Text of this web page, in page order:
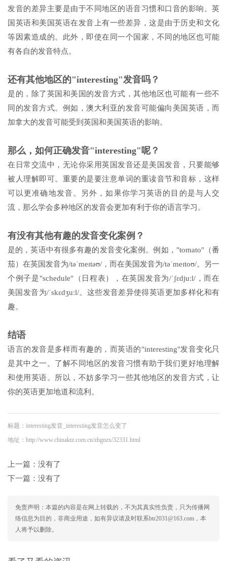
发音的差异主要是由于不同地区的语音习惯和口音的影响。英
国英语和美国英语在发音上有一些差异，这是由于历史和文化
等因素造成的。此外，即使在同一个国家，不同的地区也可能
有各自的发音特点。
还有其他地区的"interesting"发音吗？
是的，除了英国和美国的发音方式，其他地区也可能有一些不
同的发音方式。例如，澳大利亚的发音可能偏向美国英语，而
加拿大的发音可能受到英国和美国英语的影响。
那么，如何正确发音"interesting"呢？
在日常交流中，无论你采用英国发音还是美国发音，只要能够
被人理解即可。重要的是要注意单词的重读音节和音标，这样
可以更准确地发音。另外，如果你学习英语的目的是与人交
流，那么学会多种地区的发音会更加有利于你的语言学习。
有没有其他有趣的发音变化案例？
是的，英语中有很多有趣的发音变化案例。例如，"tomato"（番
茄）在英国发音为/təˈmeɪtəʊ/，而在美国发音为/təˈmeɪtoʊ/。另一
个例子是"schedule"（日程表），在英国发音为/ˈʃɛdjuːl/，而在
美国发音为/ˈskɛdʒuːl/。这些发音差异使得英语更加多样化和有
趣。
结语
语言的发音是多样而有趣的，而英语的"interesting"发音变化只
是其中之一。了解不同地区的发音习惯有助于我们更好地理解
和使用英语。所以，不妨多学习一些其他地区的发音方式，让
你的英语更加地道和流利。
标题：interesting发音_interesting发音怎么变了
地址：http://www.chinaktz.com.cn/zhgnzx/32331.html
上一篇：没有了
下一篇：没有了
免责声明：本篇的内容是在网上转载的，不为其真实性负责，只为传播网
络信息为目的，非商业用途，如有异议请及时联系btr2031@163.com，本
人将予以删除。